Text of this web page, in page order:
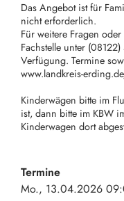
Das Angebot ist für
nicht erforderlich.
Für weitere Fragen
Fachstelle unter
Verfügung. Termine
www.landkreis-
Kinderwägen bitte im
ist, dann bitte im KBW
Kinderwagen dort
Termine
Mo., 13.04.2026